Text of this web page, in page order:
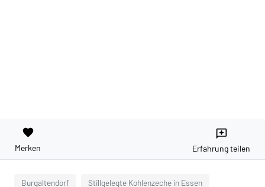
favorite
Merken
reviews
Erfahrung teilen
Burgaltendorf Stillgelegte Kohlenzeche in Essen